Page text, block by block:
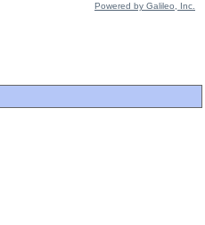
Powered by Galileo, Inc.